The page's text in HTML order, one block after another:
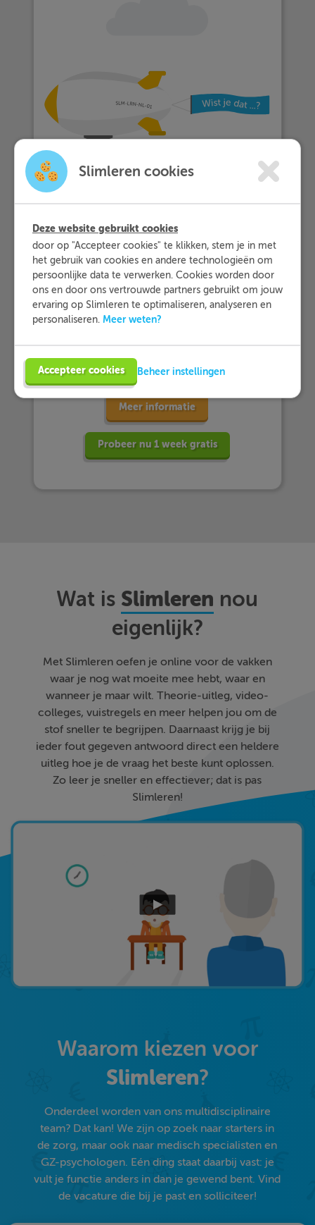
… meer dan 25.000 leerlingen met
Slimleren oefenen…
beoordelen
Meer informatie
Probeer nu 1 week gratis
Wat is Slimleren nou
eigenlijk?
Met Slimleren oefen je online voor de vakken
waar je nog wat moeite mee hebt, waar en
wanneer je maar wilt. Theorie-uitleg, video-
colleges, vuistregels en meer helpen jou om de
stof sneller te begrijpen. Daarnaast krijg je bij
ieder fout gegeven antwoord direct een heldere
uitleg hoe je de vraag het beste kunt oplossen.
Zo leer je sneller en effectiever; dat is pas
Slimleren!
Waarom kiezen voor
Slimleren?
Onderdeel worden van ons multidisciplinaire
team? Dat kan! We zijn op zoek naar starters in
de zorg, maar ook naar medisch specialisten en
GZ-psychologen. Eén ding staat daarbij vast: je
vult je functie anders in dan je gewend bent. Vind
de vacature die bij je past en solliciteer!
Slimleren cookies
Deze website gebruikt cookies
door op "Accepteer cookies" te klikken, stem je in met
het gebruik van cookies en andere technologieën om
persoonlijke data te verwerken. Cookies worden door
ons en door ons vertrouwde partners gebruikt om jouw
ervaring op Slimleren te optimaliseren, analyseren en
personaliseren. Meer weten?
Accepteer cookies Beheer instellingen